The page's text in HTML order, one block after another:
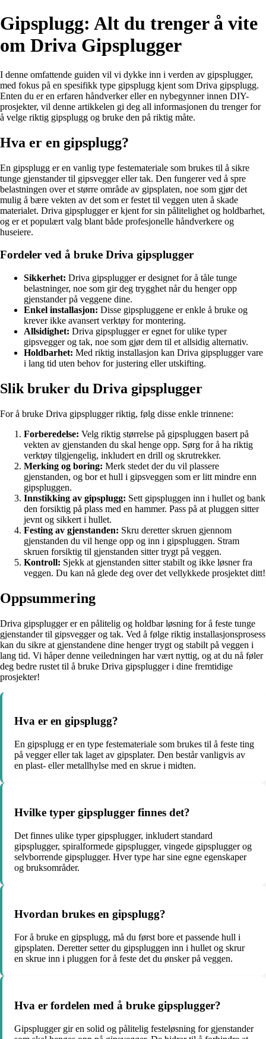
Gipsplugg: Alt du trenger å vite
om Driva Gipsplugger
I denne omfattende guiden vil vi dykke inn i verden av gipsplugger,
med fokus på en spesifikk type gipsplugg kjent som Driva gipsplugg.
Enten du er en erfaren håndverker eller en nybegynner innen DIY-
prosjekter, vil denne artikkelen gi deg all informasjonen du trenger for
å velge riktig gipsplugg og bruke den på riktig måte.
Hva er en gipsplugg?
En gipsplugg er en vanlig type festemateriale som brukes til å sikre
tunge gjenstander til gipsvegger eller tak. Den fungerer ved å spre
belastningen over et større område av gipsplaten, noe som gjør det
mulig å bære vekten av det som er festet til veggen uten å skade
materialet. Driva gipsplugger er kjent for sin pålitelighet og holdbarhet,
og er et populært valg blant både profesjonelle håndverkere og
huseiere.
Fordeler ved å bruke Driva gipsplugger
Sikkerhet: Driva gipsplugger er designet for å tåle tunge
belastninger, noe som gir deg trygghet når du henger opp
gjenstander på veggene dine.
Enkel installasjon: Disse gipspluggene er enkle å bruke og
krever ikke avansert verktøy for montering.
Allsidighet: Driva gipsplugger er egnet for ulike typer
gipsvegger og tak, noe som gjør dem til et allsidig alternativ.
Holdbarhet: Med riktig installasjon kan Driva gipsplugger vare
i lang tid uten behov for justering eller utskifting.
Slik bruker du Driva gipsplugger
For å bruke Driva gipsplugger riktig, følg disse enkle trinnene:
Forberedelse: Velg riktig størrelse på gipspluggen basert på
vekten av gjenstanden du skal henge opp. Sørg for å ha riktig
verktøy tilgjengelig, inkludert en drill og skrutrekker.
Merking og boring: Merk stedet der du vil plassere
gjenstanden, og bor et hull i gipsveggen som er litt mindre enn
gipspluggen.
Innstikking av gipsplugg: Sett gipspluggen inn i hullet og bank
den forsiktig på plass med en hammer. Pass på at pluggen sitter
jevnt og sikkert i hullet.
Festing av gjenstanden: Skru deretter skruen gjennom
gjenstanden du vil henge opp og inn i gipspluggen. Stram
skruen forsiktig til gjenstanden sitter trygt på veggen.
Kontroll: Sjekk at gjenstanden sitter stabilt og ikke løsner fra
veggen. Du kan nå glede deg over det vellykkede prosjektet ditt!
Oppsummering
Driva gipsplugger er en pålitelig og holdbar løsning for å feste tunge
gjenstander til gipsvegger og tak. Ved å følge riktig installasjonsprosess
kan du sikre at gjenstandene dine henger trygt og stabilt på veggen i
lang tid. Vi håper denne veiledningen har vært nyttig, og at du nå føler
deg bedre rustet til å bruke Driva gipsplugger i dine fremtidige
prosjekter!
Hva er en gipsplugg?
En gipsplugg er en type festemateriale som brukes til å feste ting
på vegger eller tak laget av gipsplater. Den består vanligvis av
en plast- eller metallhylse med en skrue i midten.
Hvilke typer gipsplugger finnes det?
Det finnes ulike typer gipsplugger, inkludert standard
gipsplugger, spiralformede gipsplugger, vingede gipsplugger og
selvborrende gipsplugger. Hver type har sine egne egenskaper
og bruksområder.
Hvordan brukes en gipsplugg?
For å bruke en gipsplugg, må du først bore et passende hull i
gipsplaten. Deretter setter du gipspluggen inn i hullet og skrur
en skrue inn i pluggen for å feste det du ønsker på veggen.
Hva er fordelen med å bruke gipsplugger?
Gipsplugger gir en solid og pålitelig festeløsning for gjenstander